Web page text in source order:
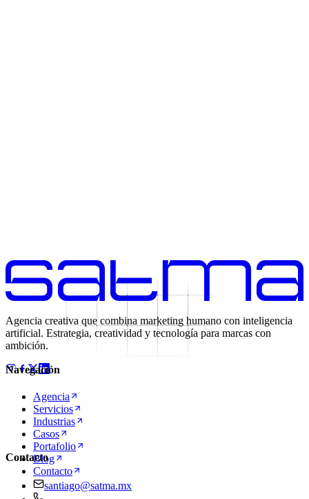
Agencia creativa que combina marketing humano con inteligencia
artificial. Estrategia, creatividad y tecnología para marcas con
ambición.
Navegación
Agencia
Servicios
Industrias
Casos
Portafolio
Blog
Contacto
Contacto
santiago@satma.mx